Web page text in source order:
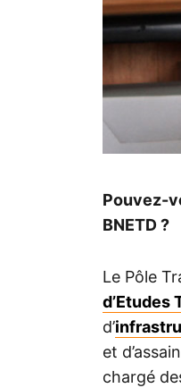
Pouvez-
BNETD ?
Le Pôle
d’Etudes
d’
et
chargé